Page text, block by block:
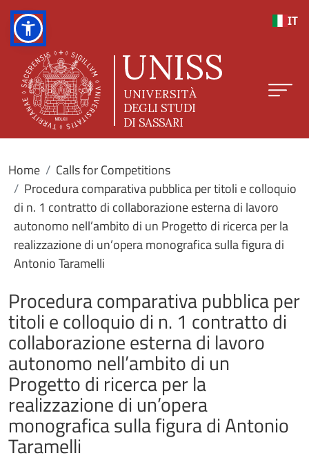
IT
Home
Calls for Competitions
Procedura comparativa pubblica per titoli e colloquio
di n. 1 contratto di collaborazione esterna di lavoro
autonomo nell’ambito di un Progetto di ricerca per la
realizzazione di un’opera monografica sulla figura di
Antonio Taramelli
Procedura comparativa pubblica per
titoli e colloquio di n. 1 contratto di
collaborazione esterna di lavoro
autonomo nell’ambito di un
Progetto di ricerca per la
realizzazione di un’opera
monografica sulla figura di Antonio
Taramelli